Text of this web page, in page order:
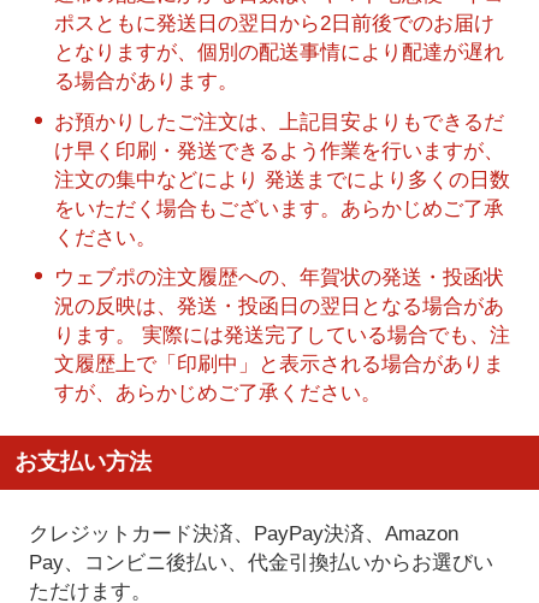
ポスともに発送日の翌日から2日前後でのお届け
となりますが、個別の配送事情により配達が遅れ
る場合があります。
お預かりしたご注文は、上記目安よりもできるだ
け早く印刷・発送できるよう作業を行いますが、
注文の集中などにより 発送までにより多くの日数
をいただく場合もございます。あらかじめご了承
ください。
ウェブポの注文履歴への、年賀状の発送・投函状
況の反映は、発送・投函日の翌日となる場合があ
ります。 実際には発送完了している場合でも、注
文履歴上で「印刷中」と表示される場合がありま
すが、あらかじめご了承ください。
お支払い方法
クレジットカード決済、PayPay決済、Amazon
Pay、コンビニ後払い、代金引換払いからお選びい
ただけます。